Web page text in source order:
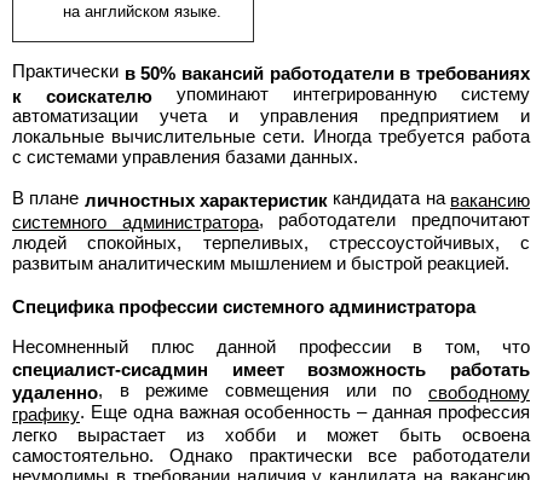
на английском языке.
Практически в 50% вакансий работодатели в требованиях
к соискателю упоминают интегрированную систему
автоматизации учета и управления предприятием и
локальные вычислительные сети. Иногда требуется работа
с системами управления базами данных.
В плане личностных характеристик кандидата на вакансию
системного администратора, работодатели предпочитают
людей спокойных, терпеливых, стрессоустойчивых, с
развитым аналитическим мышлением и быстрой реакцией.
Специфика профессии системного администратора
Несомненный плюс данной профессии в том, что
специалист-сисадмин имеет возможность работать
удаленно, в режиме совмещения или по свободному
графику. Еще одна важная особенность – данная профессия
легко вырастает из хобби и может быть освоена
самостоятельно. Однако практически все работодатели
неумолимы в требовании наличия у кандидата на вакансию